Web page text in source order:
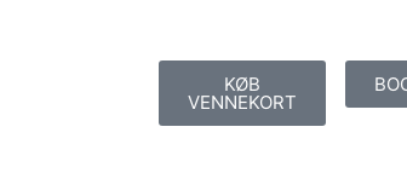
KØB
VENNEKORT